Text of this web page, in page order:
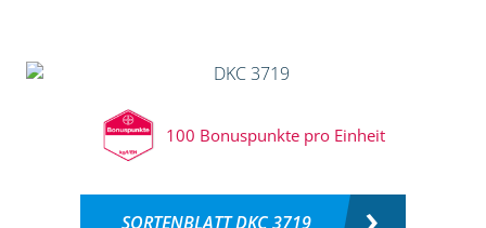
100 Bonuspunkte pro Einheit
SORTENBLATT DKC 3719